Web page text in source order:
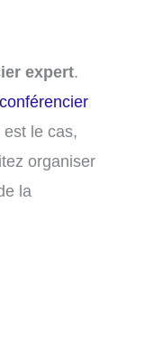
expert.
le cas,
organiser
la